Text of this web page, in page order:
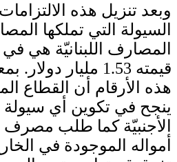
وبعد تنزيل هذه
السيولة التي تملكها
المصارف اللبنانيّة هي
قيمته 1.53 مليار
هذه الأرقام أن القطاع
ينجح في تكوين أي
الأجنبيّة كما طلب مصرف
أمواله الموجودة في